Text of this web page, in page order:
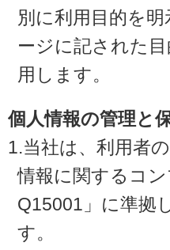
別に利用目的を
ージに記された
用します。
個人情報の管理と
1.当社は、利用者
情報に関するコ
Q15001」に準拠
す。